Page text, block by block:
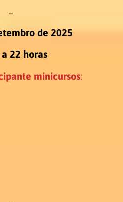
–
de 2025
22 horas
minicursos: